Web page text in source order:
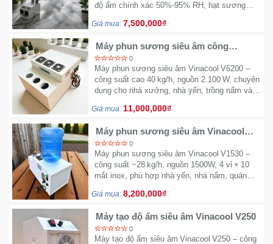
Phụ
Kiện
Nhà
Đời
Sống
Máy
Tính
Thiết
Văn
độ ẩm chính xác 50%-95% RH, hạt sương
xưởng dệt, in ấn, nhà yến lớn.
Giá mua: 7,500,000₫
Máy phun sương siêu âm công
nghiệp Vinacool V6200
0
Máy phun sương siêu âm Vinacool V6200 –
công suất cao 40 kg/h, nguồn 2.100 W, chuyên
dụng cho nhà xưởng, nhà yến, trồng nấm và
điện.
Giá mua: 11,000,000₫
Máy phun sương siêu âm Vinacool
V1530
0
Máy phun sương siêu âm Vinacool V1530 –
công suất ~28 kg/h, nguồn 1500W, 4 vỉ × 10
mắt inox, phù hợp nhà yến, nhà nấm, quán
êm, tiết kiệm điện, hiệu ứng sương mù đẹp
Giá mua: 8,200,000₫
Máy tạo độ ẩm siêu âm Vinacool V250
0
Máy tạo độ ẩm siêu âm Vinacool V250 – công